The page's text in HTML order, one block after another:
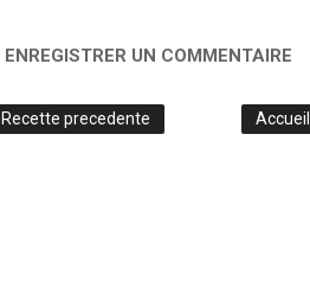
ENREGISTRER UN COMMENTAIRE
Recette precedente Accueil